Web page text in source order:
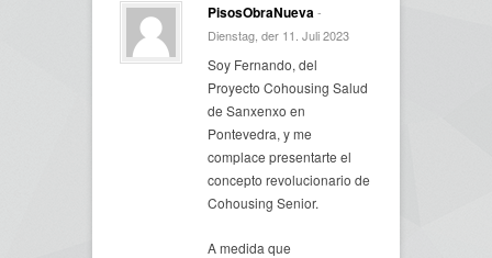
PisosObraNueva-
Dienstag, der 11. Juli 2023
Soy Fernando, del
Proyecto Cohousing Salud
de Sanxenxo en
Pontevedra, y me
complace presentarte el
concepto revolucionario de
Cohousing Senior.
A medida que